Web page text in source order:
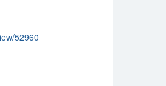
52960